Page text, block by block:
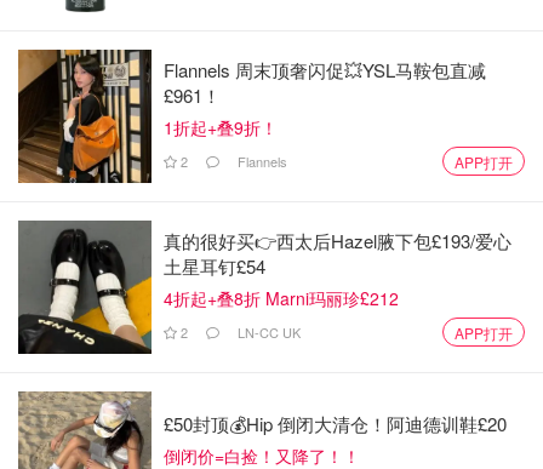
想走走路彻底理清思绪？那么这条路线可以让你发现巴黎一
些最美丽的公园和花园，这条路线大家可以选择遵循推荐的
路线图，也可以自己搭配，更详细地探索游览过的地方。
这条步道穿过卢森堡花园（Jardin du Luxembourg）、植
物园（Jardin des Plantes）、贝尔西公园（Parc de
Bercy），最后环绕文森森林（Bois de Vincennes）风景
如画的勒伊岛（Île de Reuilly），结束美好的路程，原地野
个餐。
Flannels 周末顶奢闪促💥YSL马鞍包直减
£961！
1折起+叠9折！
2 Flannels APP打开
真的很好买👉西太后Hazel腋下包£193/爱心
土星耳钉£54
4折起+叠8折 Marni玛丽珍£212
2 LN-CC UK APP打开
£50封顶💰Hip 倒闭大清仓！阿迪德训鞋£20
倒闭价=白捡！又降了！！